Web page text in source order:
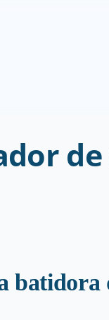
batidora